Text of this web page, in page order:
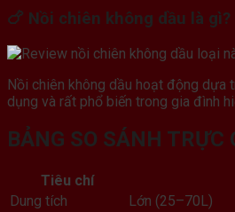
🍗 Nồi chiên không dầu là gì?
Nồi chiên không dầu hoạt động dựa
dụng và rất phổ biến trong gia đình
BẢNG SO SÁNH TRỰC
Tiêu chí
Dung tích
Lớn (25–70L)